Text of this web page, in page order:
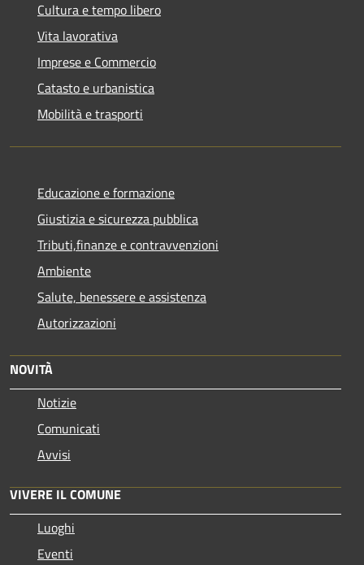
Cultura e tempo libero
Vita lavorativa
Imprese e Commercio
Catasto e urbanistica
Mobilità e trasporti
Educazione e formazione
Giustizia e sicurezza pubblica
Tributi,finanze e contravvenzioni
Ambiente
Salute, benessere e assistenza
Autorizzazioni
NOVITÀ
Notizie
Comunicati
Avvisi
VIVERE IL COMUNE
Luoghi
Eventi